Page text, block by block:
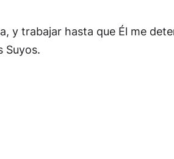
y trabajar hasta que Él me
Suyos.